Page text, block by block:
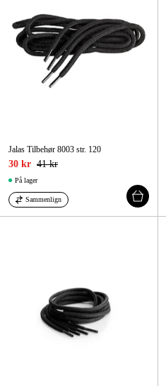
Jalas Tilbehør 8003 str. 120
30 kr 41 kr
På lager
Sammenlign